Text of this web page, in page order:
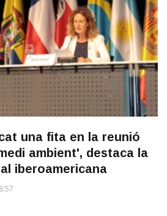
una fita en la reunió
ambient', destaca la
iberoamericana